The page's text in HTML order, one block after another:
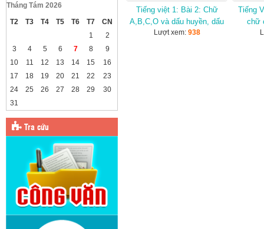
Tháng Tám 2026
T2
T3 T4 T5 T6 T7
CN
1
2
3
4 5 6 7 8
9
10
11 12 13 14 15
16
17
18 19 20 21 22
23
24
25 26 27 28 29
30
31
Tra cứu
Tiếng việt 1: Bài 2: Chữ
A,B,C,O và dấu huyền, dấu
sắc
Lượt xem: 938
Tiếng
chữ